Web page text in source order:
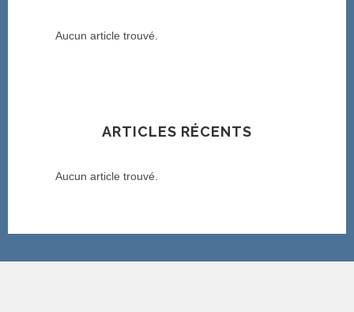
Aucun article trouvé.
ARTICLES RÉCENTS
Aucun article trouvé.